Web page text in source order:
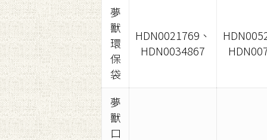
夢
獸
環
保
袋
HDN0021769、
HDN0034867
夢
獸
口